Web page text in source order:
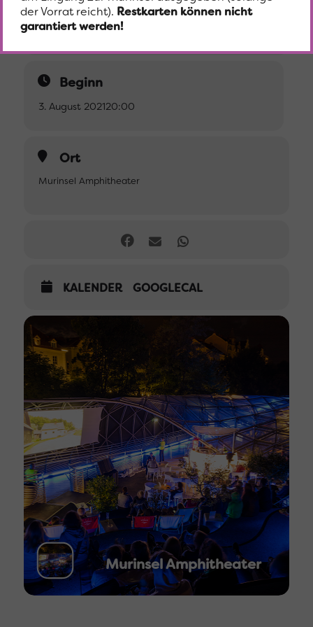
der darauffolgenden Woche möglich.
Foto: © The Vinyl Revival
Beginn
3. August 202120:00
Ort
Murinsel Amphitheater
KALENDER GOOGLECAL
Murinsel Amphitheater
der Vorrat reicht). Restkarten können nicht
garantiert werden!